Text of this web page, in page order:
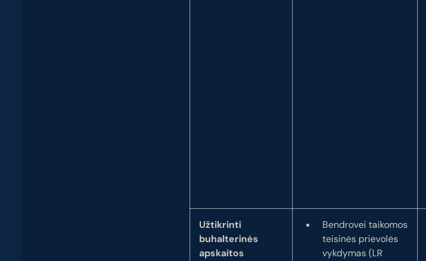
Užtikrinti
buhalterinės
apskaitos
Bendrovei taikomos
teisinės prievolės
vykdymas (LR